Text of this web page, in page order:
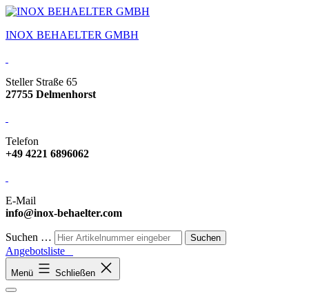
INOX BEHAELTER GMBH
Steller Straße 65
27755 Delmenhorst
Telefon
+49 4221 6896062
E-Mail
info@inox-behaelter.com
Suchen …
Angebotsliste
Menü Schließen